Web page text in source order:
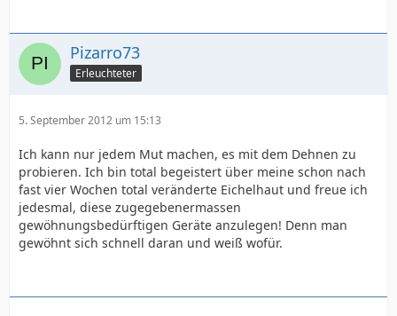
Pizarro73
Erleuchteter
5. September 2012 um 15:13
Ich kann nur jedem Mut machen, es mit dem Dehnen zu
probieren. Ich bin total begeistert über meine schon nach
fast vier Wochen total veränderte Eichelhaut und freue ich
jedesmal, diese zugegebenermassen
gewöhnungsbedürftigen Geräte anzulegen! Denn man
gewöhnt sich schnell daran und weiß wofür.